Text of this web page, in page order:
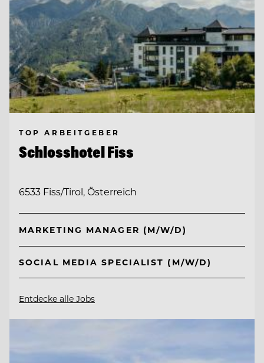
TOP ARBEITGEBER
Schlosshotel Fiss
6533 Fiss/Tirol, Österreich
MARKETING MANAGER (M/W/D)
SOCIAL MEDIA SPECIALIST (M/W/D)
Entdecke alle Jobs